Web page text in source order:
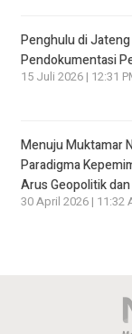
Penghulu di
Pendokumentasi
15 Juli 2026 | 12:31
Menuju Muktamar
Paradigma
Arus Geopolitik
30 April 2026 | 11:32